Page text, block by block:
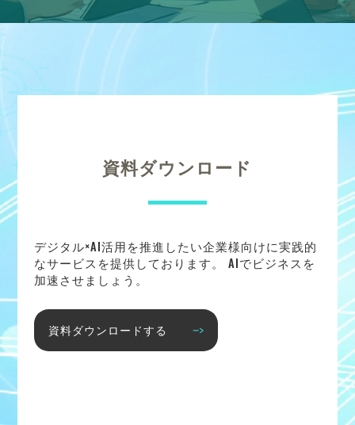
資料ダウンロード
デジタル×AI活用を推進したい企業様向けに実践的
なサービスを提供しております。 AIでビジネスを
加速させましょう。
資料ダウンロードする